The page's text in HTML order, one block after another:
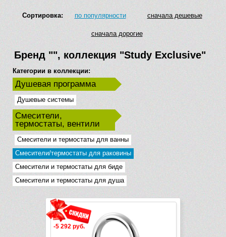
Сортировка: по популярности сначала дешевые
сначала дорогие
Бренд "", коллекция "Study Exclusive"
Категории в коллекции:
Душевая программа
Душевые системы
Смесители,
термостаты, вентили
Смесители и термостаты для ванны
Смесители/термостаты для раковины
Смесители и термостаты для биде
Смесители и термостаты для душа
-5 292 руб.